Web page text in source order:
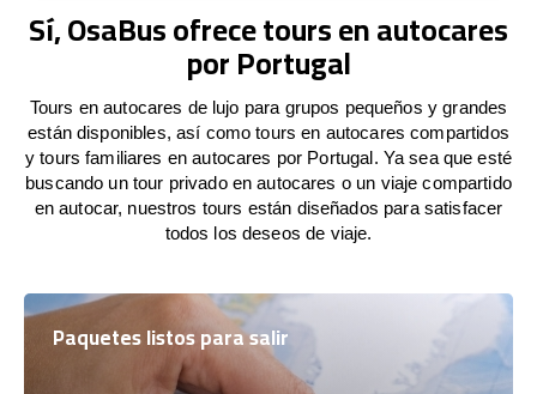
Sí, OsaBus ofrece tours en autocares
por Portugal
Tours en autocares de lujo para grupos pequeños y grandes
están disponibles, así como tours en autocares compartidos
y tours familiares en autocares por Portugal. Ya sea que esté
buscando un tour privado en autocares o un viaje compartido
en autocar, nuestros tours están diseñados para satisfacer
todos los deseos de viaje.
Paquetes listos para salir